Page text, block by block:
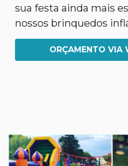
sua festa ainda mais
nossos brinquedos
ORÇAMENTO VIA